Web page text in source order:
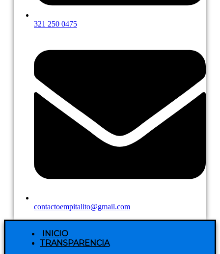
321 250 0475
contactoempitalito@gmail.com
INICIO
TRANSPARENCIA